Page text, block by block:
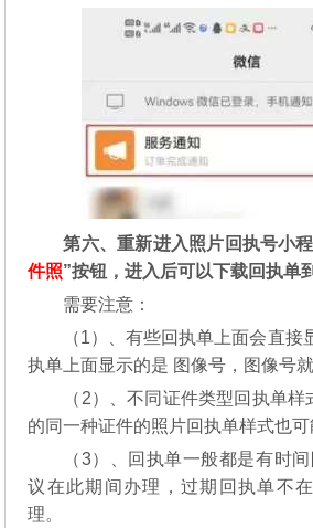
第六、重新进入照片回执号小
件照”按钮，进入后可以下载回执单
需要注意：
（1）、有些回执单上面会直接
执单上面显示的是 图像号，图像号就
（2）、不同证件类型回执单
的同一种证件的照片回执单样式也可
（3）、回执单一般都是有时
议在此期间办理，过期回执单不
理。